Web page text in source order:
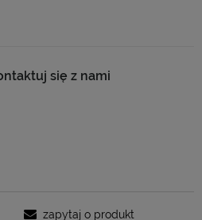
się z nami
zapytaj o produkt